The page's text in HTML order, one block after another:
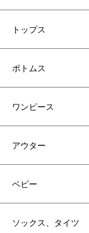
トップス
ボトムス
ワンピース
アウター
ベビー
ソックス、タイツ